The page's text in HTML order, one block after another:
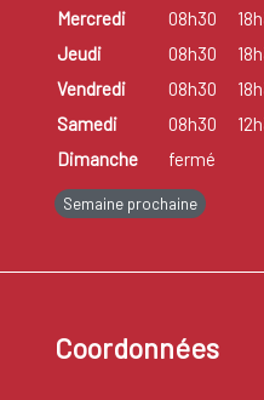
Mercredi
08h30
Jeudi
08h30
Vendredi
08h30
Samedi
08h30
Dimanche
fermé
Semaine prochaine
Coordonnées